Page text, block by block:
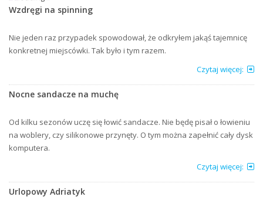
Wzdręgi na spinning
Nie jeden raz przypadek spowodował, że odkryłem jakąś tajemnicę
konkretnej miejscówki. Tak było i tym razem.
Czytaj więcej:
Nocne sandacze na muchę
Od kilku sezonów uczę się łowić sandacze. Nie będę pisał o łowieniu
na woblery, czy silikonowe przynęty. O tym można zapełnić cały dysk
komputera.
Czytaj więcej:
Urlopowy Adriatyk